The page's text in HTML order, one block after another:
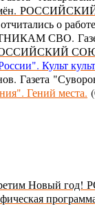
о
СВО.
Культ
Газета
Гений места.
Новый год!